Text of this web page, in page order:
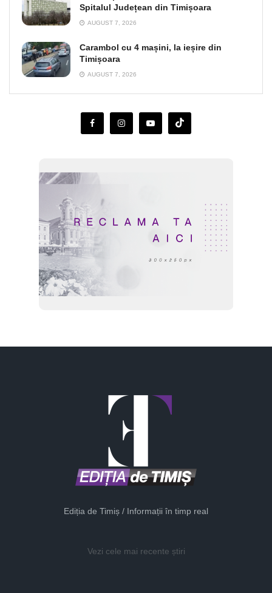
Spitalul Județean din Timișoara
AUGUST 7, 2026
Carambol cu 4 mașini, la ieșire din
Timișoara
AUGUST 7, 2026
Ediția de Timiș / Informații în timp real
Vezi cele mai recente știri